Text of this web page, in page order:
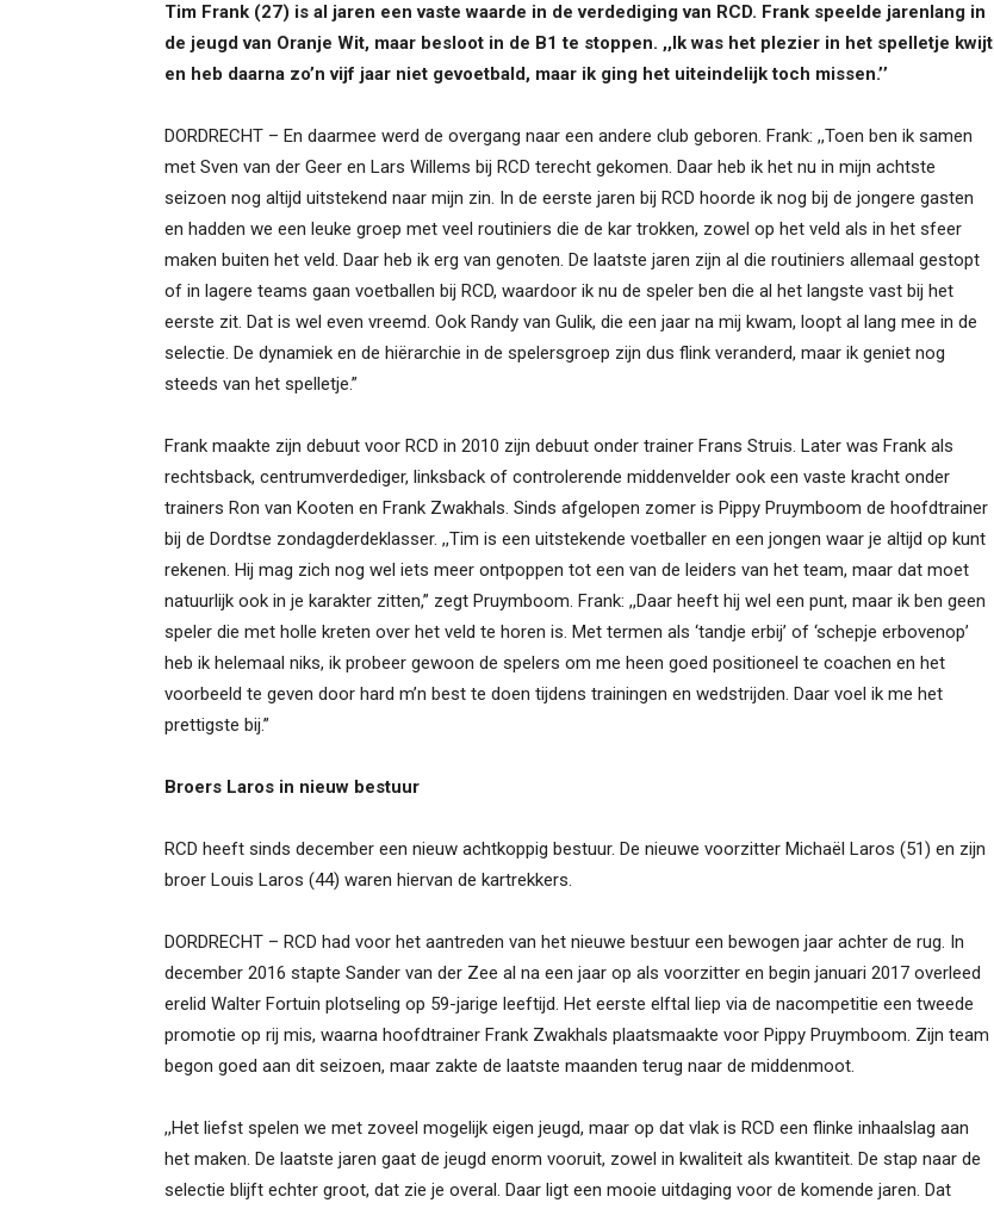
Tim Frank (27) is al jaren een vaste waarde in de verdediging van RCD. Frank speelde jarenlang in
de jeugd van Oranje Wit, maar besloot in de B1 te stoppen. ,,Ik was het plezier in het spelletje kwijt
en heb daarna zo’n vijf jaar niet gevoetbald, maar ik ging het uiteindelijk toch missen.’’
DORDRECHT – En daarmee werd de overgang naar een andere club geboren. Frank: ,,Toen ben ik samen
met Sven van der Geer en Lars Willems bij RCD terecht gekomen. Daar heb ik het nu in mijn achtste
seizoen nog altijd uitstekend naar mijn zin. In de eerste jaren bij RCD hoorde ik nog bij de jongere gasten
en hadden we een leuke groep met veel routiniers die de kar trokken, zowel op het veld als in het sfeer
maken buiten het veld. Daar heb ik erg van genoten. De laatste jaren zijn al die routiniers allemaal gestopt
of in lagere teams gaan voetballen bij RCD, waardoor ik nu de speler ben die al het langste vast bij het
eerste zit. Dat is wel even vreemd. Ook Randy van Gulik, die een jaar na mij kwam, loopt al lang mee in de
selectie. De dynamiek en de hiërarchie in de spelersgroep zijn dus flink veranderd, maar ik geniet nog
steeds van het spelletje.”
Frank maakte zijn debuut voor RCD in 2010 zijn debuut onder trainer Frans Struis. Later was Frank als
rechtsback, centrumverdediger, linksback of controlerende middenvelder ook een vaste kracht onder
trainers Ron van Kooten en Frank Zwakhals. Sinds afgelopen zomer is Pippy Pruymboom de hoofdtrainer
bij de Dordtse zondagderdeklasser. ,,Tim is een uitstekende voetballer en een jongen waar je altijd op kunt
rekenen. Hij mag zich nog wel iets meer ontpoppen tot een van de leiders van het team, maar dat moet
natuurlijk ook in je karakter zitten,” zegt Pruymboom. Frank: ,,Daar heeft hij wel een punt, maar ik ben geen
speler die met holle kreten over het veld te horen is. Met termen als ‘tandje erbij’ of ‘schepje erbovenop’
heb ik helemaal niks, ik probeer gewoon de spelers om me heen goed positioneel te coachen en het
voorbeeld te geven door hard m’n best te doen tijdens trainingen en wedstrijden. Daar voel ik me het
prettigste bij.”
Broers Laros in nieuw bestuur
RCD heeft sinds december een nieuw achtkoppig bestuur. De nieuwe voorzitter Michaël Laros (51) en zijn
broer Louis Laros (44) waren hiervan de kartrekkers.
DORDRECHT – RCD had voor het aantreden van het nieuwe bestuur een bewogen jaar achter de rug. In
december 2016 stapte Sander van der Zee al na een jaar op als voorzitter en begin januari 2017 overleed
erelid Walter Fortuin plotseling op 59-jarige leeftijd. Het eerste elftal liep via de nacompetitie een tweede
promotie op rij mis, waarna hoofdtrainer Frank Zwakhals plaatsmaakte voor Pippy Pruymboom. Zijn team
begon goed aan dit seizoen, maar zakte de laatste maanden terug naar de middenmoot.
,,Het liefst spelen we met zoveel mogelijk eigen jeugd, maar op dat vlak is RCD een flinke inhaalslag aan
het maken. De laatste jaren gaat de jeugd enorm vooruit, zowel in kwaliteit als kwantiteit. De stap naar de
selectie blijft echter groot, dat zie je overal. Daar ligt een mooie uitdaging voor de komende jaren. Dat